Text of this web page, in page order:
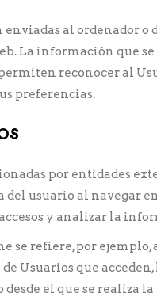
enviadas al ordenador
La información que
permiten reconocer al
preferencias.
por entidades
usuario al navegar
y analizar la
se refiere, por
Usuarios que
desde el que se realiza